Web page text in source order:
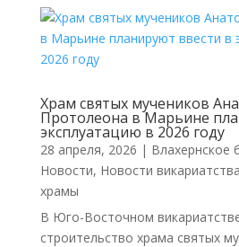
Храм святых мучеников
Протолеона в Марьине
эксплуатацию в 2026 году
28 апреля, 2026 | Влахернское
Новости, Новости викариатства
храмы
В Юго-Восточном
строительство храма святых